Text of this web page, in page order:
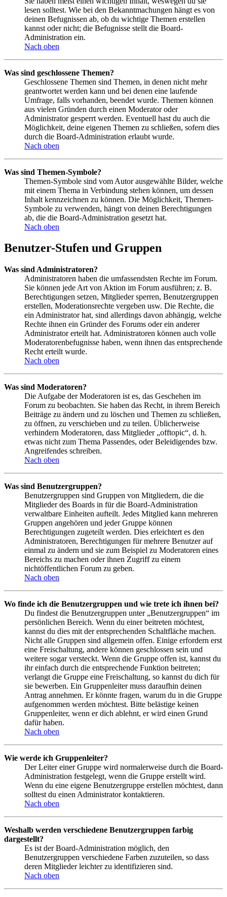
lesen solltest. Wie bei den Bekanntmachungen hängt es von
deinen Befugnissen ab, ob du wichtige Themen erstellen
kannst oder nicht; die Befugnisse stellt die Board-
Administration ein.
Nach oben
Was sind geschlossene Themen?
Geschlossene Themen sind Themen, in denen nicht mehr
geantwortet werden kann und bei denen eine laufende
Umfrage, falls vorhanden, beendet wurde. Themen können
aus vielen Gründen durch einen Moderator oder
Administrator gesperrt werden. Eventuell hast du auch die
Möglichkeit, deine eigenen Themen zu schließen, sofern dies
durch die Board-Administration erlaubt wurde.
Nach oben
Was sind Themen-Symbole?
Themen-Symbole sind vom Autor ausgewählte Bilder, welche
mit einem Thema in Verbindung stehen können, um dessen
Inhalt kennzeichnen zu können. Die Möglichkeit, Themen-
Symbole zu verwenden, hängt von deinen Berechtigungen
ab, die die Board-Administration gesetzt hat.
Nach oben
Benutzer-Stufen und Gruppen
Was sind Administratoren?
Administratoren haben die umfassendsten Rechte im Forum.
Sie können jede Art von Aktion im Forum ausführen; z. B.
Berechtigungen setzen, Mitglieder sperren, Benutzergruppen
erstellen, Moderationsrechte vergeben usw. Die Rechte, die
ein Administrator hat, sind allerdings davon abhängig, welche
Rechte ihnen ein Gründer des Forums oder ein anderer
Administrator erteilt hat. Administratoren können auch volle
Moderatorenbefugnisse haben, wenn ihnen das entsprechende
Recht erteilt wurde.
Nach oben
Was sind Moderatoren?
Die Aufgabe der Moderatoren ist es, das Geschehen im
Forum zu beobachten. Sie haben das Recht, in ihrem Bereich
Beiträge zu ändern und zu löschen und Themen zu schließen,
zu öffnen, zu verschieben und zu teilen. Üblicherweise
verhindern Moderatoren, dass Mitglieder „offtopic“, d. h.
etwas nicht zum Thema Passendes, oder Beleidigendes bzw.
Angreifendes schreiben.
Nach oben
Was sind Benutzergruppen?
Benutzergruppen sind Gruppen von Mitgliedern, die die
Mitglieder des Boards in für die Board-Administration
verwaltbare Einheiten aufteilt. Jedes Mitglied kann mehreren
Gruppen angehören und jeder Gruppe können
Berechtigungen zugeteilt werden. Dies erleichtert es den
Administratoren, Berechtigungen für mehrere Benutzer auf
einmal zu ändern und sie zum Beispiel zu Moderatoren eines
Bereichs zu machen oder ihnen Zugriff zu einem
nichtöffentlichen Forum zu geben.
Nach oben
Wo finde ich die Benutzergruppen und wie trete ich ihnen bei?
Du findest die Benutzergruppen unter „Benutzergruppen“ im
persönlichen Bereich. Wenn du einer beitreten möchtest,
kannst du dies mit der entsprechenden Schaltfläche machen.
Nicht alle Gruppen sind allgemein offen. Einige erfordern erst
eine Freischaltung, andere können geschlossen sein und
weitere sogar versteckt. Wenn die Gruppe offen ist, kannst du
ihr einfach durch die entsprechende Funktion beitreten;
verlangt die Gruppe eine Freischaltung, so kannst du dich für
sie bewerben. Ein Gruppenleiter muss daraufhin deinen
Antrag annehmen. Er könnte fragen, warum du in die Gruppe
aufgenommen werden möchtest. Bitte belästige keinen
Gruppenleiter, wenn er dich ablehnt, er wird einen Grund
dafür haben.
Nach oben
Wie werde ich Gruppenleiter?
Der Leiter einer Gruppe wird normalerweise durch die Board-
Administration festgelegt, wenn die Gruppe erstellt wird.
Wenn du eine eigene Benutzergruppe erstellen möchtest, dann
solltest du einen Administrator kontaktieren.
Nach oben
Weshalb werden verschiedene Benutzergruppen farbig
dargestellt?
Es ist der Board-Administration möglich, den
Benutzergruppen verschiedene Farben zuzuteilen, so dass
deren Mitglieder leichter zu identifizieren sind.
Nach oben